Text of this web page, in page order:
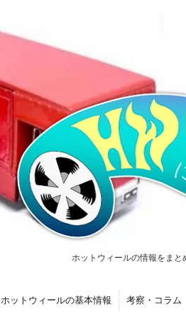
ホットウィールの情報をまと
ホットウィールの基本情報 考察・コラム